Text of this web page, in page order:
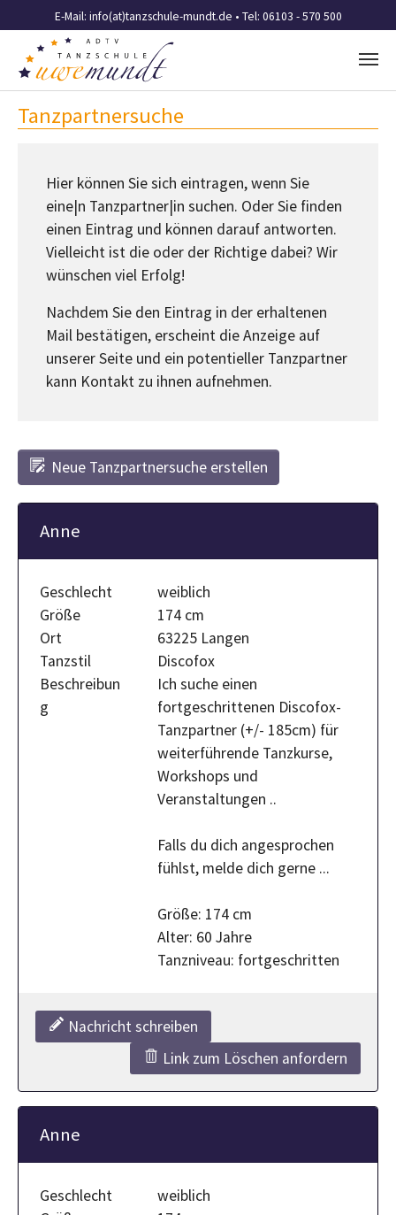
E-Mail: info(at)tanzschule-mundt.de • Tel: 06103 - 570 500
Tanzpartnersuche
Hier können Sie sich eintragen, wenn Sie
eine|n Tanzpartner|in suchen. Oder Sie finden
einen Eintrag und können darauf antworten.
Vielleicht ist die oder der Richtige dabei? Wir
wünschen viel Erfolg!
Nachdem Sie den Eintrag in der erhaltenen
Mail bestätigen, erscheint die Anzeige auf
unserer Seite und ein potentieller Tanzpartner
kann Kontakt zu ihnen aufnehmen.
Neue Tanzpartnersuche erstellen
Anne
Geschlecht
weiblich
Größe
174 cm
Ort
63225 Langen
Tanzstil
Discofox
Beschreibun
g
Ich suche einen
fortgeschrittenen Discofox-
Tanzpartner (+/- 185cm) für
weiterführende Tanzkurse,
Workshops und
Veranstaltungen ..
Falls du dich angesprochen
fühlst, melde dich gerne ...
Größe: 174 cm
Alter: 60 Jahre
Tanzniveau: fortgeschritten
Nachricht schreiben
Link zum Löschen anfordern
Anne
Geschlecht
weiblich